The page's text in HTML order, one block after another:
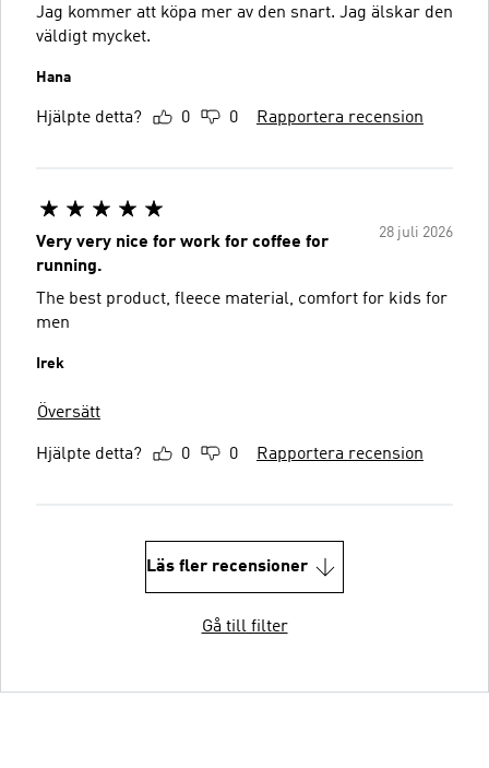
Jag kommer att köpa mer av den snart. Jag älskar den
väldigt mycket.
Hana
Hjälpte detta? 0 0 Rapportera recension
28 juli 2026
Very very nice for work for coffee for
running.
The best product, fleece material, comfort for kids for
men
Irek
Översätt
Hjälpte detta? 0 0 Rapportera recension
Läs fler recensioner
Gå till filter